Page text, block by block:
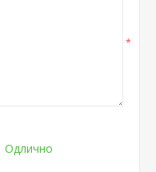
*
Одлично